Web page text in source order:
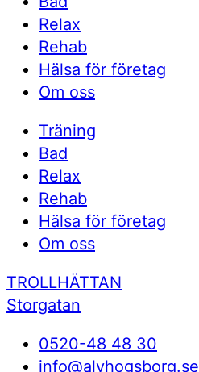
Relax
Rehab
Hälsa för företag
Om oss
Träning
Bad
Relax
Rehab
Hälsa för företag
Om oss
TROLLHÄTTAN
Storgatan
0520-48 48 30
info@alvhogsborg.se